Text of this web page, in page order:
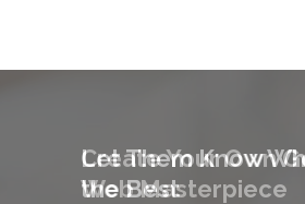
Create Your Own
Web Masterpiece
Let Them Know
the Best